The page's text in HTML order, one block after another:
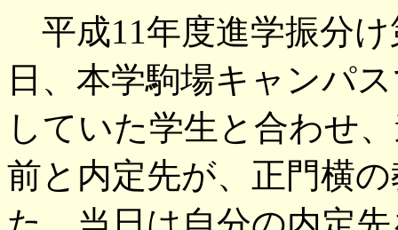
平成11年度進学振分
日、本学駒場キャンパ
していた学生と合わせ
前と内定先が、正門横